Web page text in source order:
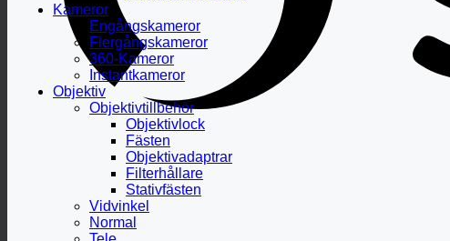
Kameror
Engångskameror
Flergångskameror
360-Kameror
Instantkameror
Objektiv
Objektivtillbehör
Objektivlock
Fästen
Objektivadaptrar
Filterhållare
Stativfästen
Vidvinkel
Normal